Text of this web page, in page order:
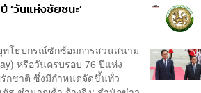
‘วันแห่งชัยชนะ’
ทโธปกรณ์ซักซ้อมการสวนสนาม
หรือวันครบรอบ 76 ปีแห่ง
กชาติ ซึ่งมีกำหนดจัดขึ้นทั่ว